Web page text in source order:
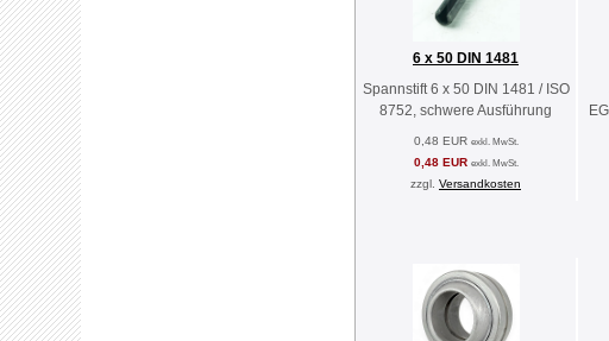
6 x 50 DIN 1481
Spannstift 6 x 50 DIN 1481 / ISO
8752, schwere Ausführung
0,48 EUR exkl. MwSt.
0,48 EUR exkl. MwSt.
zzgl. Versandkosten